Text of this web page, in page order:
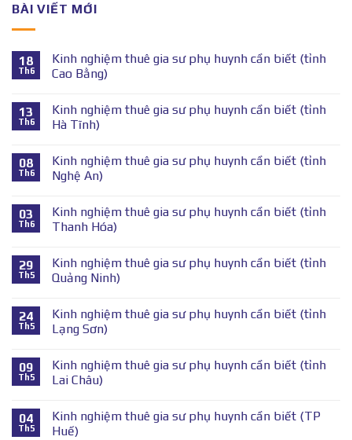
BÀI VIẾT MỚI
18
Th6
Kinh nghiệm thuê gia sư phụ huynh cần biết (tỉnh
Cao Bằng)
13
Th6
Kinh nghiệm thuê gia sư phụ huynh cần biết (tỉnh
Hà Tĩnh)
08
Th6
Kinh nghiệm thuê gia sư phụ huynh cần biết (tỉnh
Nghệ An)
03
Th6
Kinh nghiệm thuê gia sư phụ huynh cần biết (tỉnh
Thanh Hóa)
29
Th5
Kinh nghiệm thuê gia sư phụ huynh cần biết (tỉnh
Quảng Ninh)
24
Th5
Kinh nghiệm thuê gia sư phụ huynh cần biết (tỉnh
Lạng Sơn)
09
Th5
Kinh nghiệm thuê gia sư phụ huynh cần biết (tỉnh
Lai Châu)
04
Th5
Kinh nghiệm thuê gia sư phụ huynh cần biết (TP
Huế)